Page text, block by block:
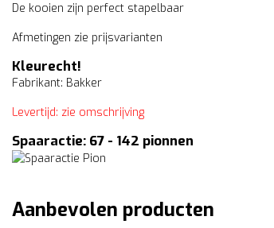
De kooien zijn perfect stapelbaar
Afmetingen zie prijsvarianten
Kleurecht!
Fabrikant: Bakker
Levertijd: zie omschrijving
Spaaractie: 67 - 142 pionnen
Aanbevolen producten